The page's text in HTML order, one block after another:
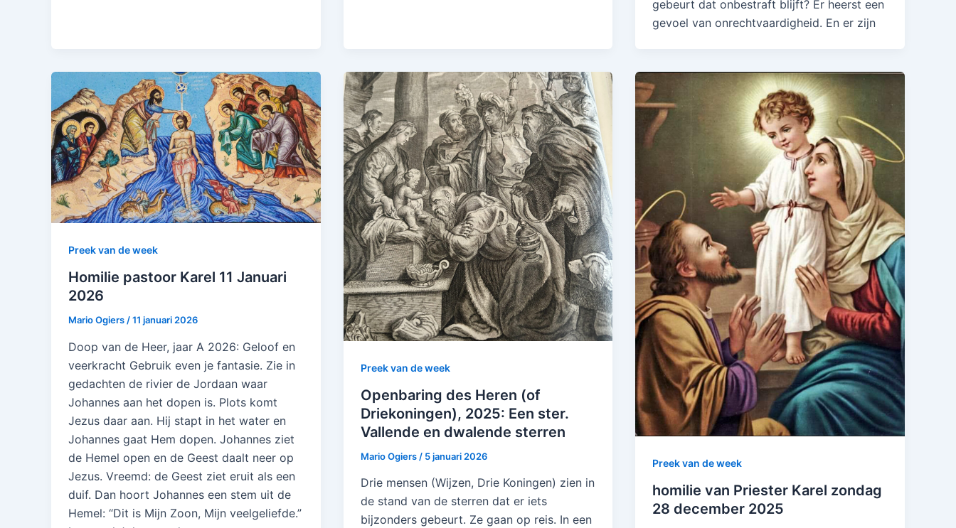
gebeurt dat onbestraft blijft? Er heerst een
gevoel van onrechtvaardigheid. En er zijn
Preek van de week
Homilie pastoor Karel 11 Januari
2026
Mario Ogiers /11 januari 2026
Doop van de Heer, jaar A 2026: Geloof en
veerkracht Gebruik even je fantasie. Zie in
gedachten de rivier de Jordaan waar
Johannes aan het dopen is. Plots komt
Jezus daar aan. Hij stapt in het water en
Johannes gaat Hem dopen. Johannes ziet
de Hemel open en de Geest daalt neer op
Jezus. Vreemd: de Geest ziet eruit als een
duif. Dan hoort Johannes een stem uit de
Hemel: “Dit is Mijn Zoon, Mijn veelgeliefde.”
Preek van de week
Openbaring des Heren (of
Driekoningen), 2025: Een ster.
Vallende en dwalende sterren
Mario Ogiers / 5 januari 2026
Drie mensen (Wijzen, Drie Koningen) zien in
de stand van de sterren dat er iets
bijzonders gebeurt. Ze gaan op reis. In een
Preek van de week
homilie van Priester Karel zondag
28 december 2025